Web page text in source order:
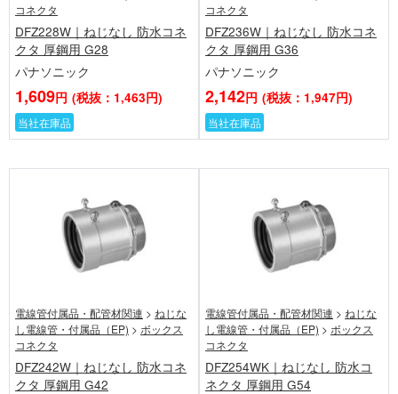
コネクタ
DFZ228W｜ねじなし 防水コネ
クタ 厚鋼用 G28
パナソニック
1,609円 (税抜：1,463円)
当社在庫品
コネクタ
DFZ236W｜ねじなし 防水コネ
クタ 厚鋼用 G36
パナソニック
2,142円 (税抜：1,947円)
当社在庫品
電線管付属品・配管材関連 > ねじな
し電線管・付属品（EP) > ボックス
コネクタ
DFZ242W｜ねじなし 防水コネ
クタ 厚鋼用 G42
電線管付属品・配管材関連 > ねじな
し電線管・付属品（EP) > ボックス
コネクタ
DFZ254WK｜ねじなし 防水コ
ネクタ 厚鋼用 G54